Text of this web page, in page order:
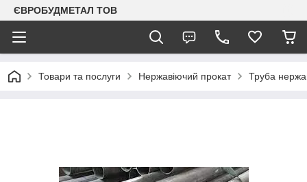
ЄВРОБУДМЕТАЛ ТОВ
Товари та послуги Нержавіючий прокат Труба